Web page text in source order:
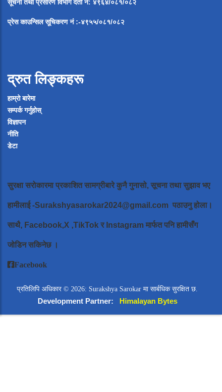
सूचना तथा प्रसारण विभाग दर्ता नं: ४९६४/०८१/०८२
प्रेस काउन्सिल सूचिकरण नं:-४९५५/०८१/०८२
द्रुत लिङ्कहरू
हाम्रो बारेमा
सम्पर्क गर्नुहोस्
विज्ञापन
नीति
डेटा
सुरक्षा सरोकारमा प्रकाशित सामग्रीबारे कुनै गुनासो, सूचना तथा सुझाव भए
हामीलाई-Surakshyasarokar2024@gmail.com पठाउनु होला।
साथै, Facebook,X ,TikTok र Instagram मार्फत पनि हामीसँग
जोडिन सकिनेछ ।
Facebook
प्रतिलिपि अधिकार © 2026: Surakshya Sarokar मा सार्बधिक सुरक्षित छ.
Development Partner: Himalayan Bytes